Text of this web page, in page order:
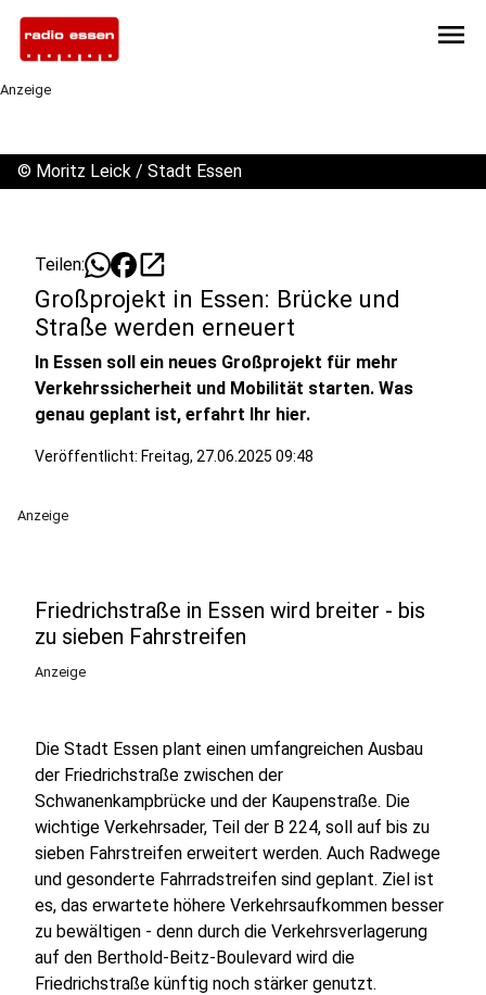
menu
Anzeige
© Moritz Leick / Stadt Essen
Teilen: open_in_new
Großprojekt in Essen: Brücke und
Straße werden erneuert
In Essen soll ein neues Großprojekt für mehr
Verkehrssicherheit und Mobilität starten. Was
genau geplant ist, erfahrt Ihr hier.
Veröffentlicht: Freitag, 27.06.2025 09:48
Anzeige
Friedrichstraße in Essen wird breiter - bis
zu sieben Fahrstreifen
Anzeige
Die Stadt Essen plant einen umfangreichen Ausbau
der Friedrichstraße zwischen der
Schwanenkampbrücke und der Kaupenstraße. Die
wichtige Verkehrsader, Teil der B 224, soll auf bis zu
sieben Fahrstreifen erweitert werden. Auch Radwege
und gesonderte Fahrradstreifen sind geplant. Ziel ist
es, das erwartete höhere Verkehrsaufkommen besser
zu bewältigen - denn durch die Verkehrsverlagerung
auf den Berthold-Beitz-Boulevard wird die
Friedrichstraße künftig noch stärker genutzt.